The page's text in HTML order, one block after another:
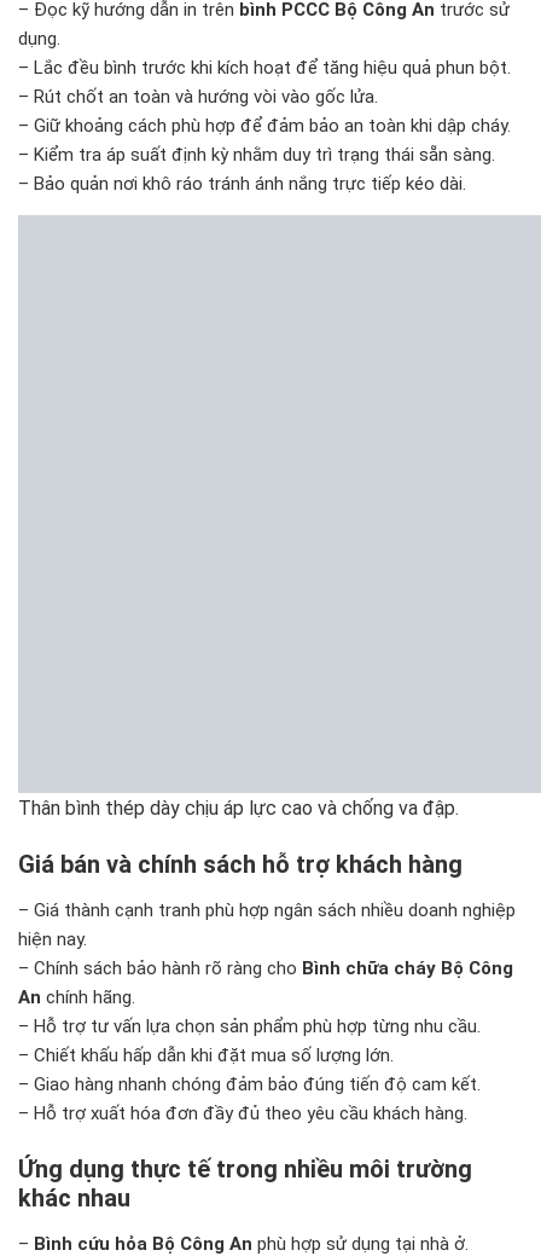
– Đọc kỹ hướng dẫn in trên bình PCCC Bộ Công An trước sử
dụng.
– Lắc đều bình trước khi kích hoạt để tăng hiệu quả phun bột.
– Rút chốt an toàn và hướng vòi vào gốc lửa.
– Giữ khoảng cách phù hợp để đảm bảo an toàn khi dập cháy.
– Kiểm tra áp suất định kỳ nhằm duy trì trạng thái sẵn sàng.
– Bảo quản nơi khô ráo tránh ánh nắng trực tiếp kéo dài.
Thân bình thép dày chịu áp lực cao và chống va đập.
Giá bán và chính sách hỗ trợ khách hàng
– Giá thành cạnh tranh phù hợp ngân sách nhiều doanh nghiệp
hiện nay.
– Chính sách bảo hành rõ ràng cho Bình chữa cháy Bộ Công
An chính hãng.
– Hỗ trợ tư vấn lựa chọn sản phẩm phù hợp từng nhu cầu.
– Chiết khấu hấp dẫn khi đặt mua số lượng lớn.
– Giao hàng nhanh chóng đảm bảo đúng tiến độ cam kết.
– Hỗ trợ xuất hóa đơn đầy đủ theo yêu cầu khách hàng.
Ứng dụng thực tế trong nhiều môi trường
khác nhau
– Bình cứu hỏa Bộ Công An phù hợp sử dụng tại nhà ở.